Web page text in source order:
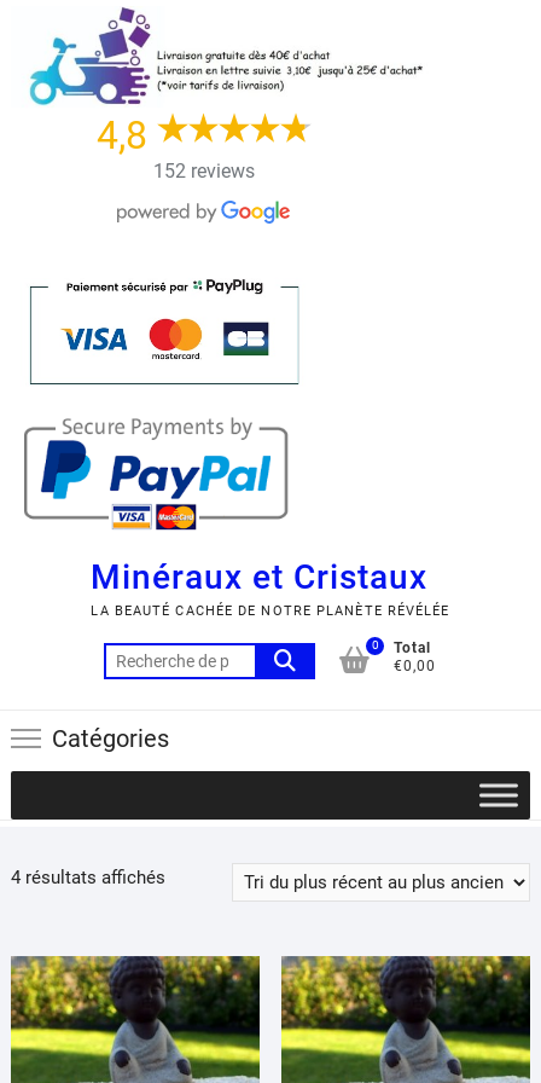
content
4,8
152 reviews
Minéraux et Cristaux
LA BEAUTÉ CACHÉE DE NOTRE PLANÈTE RÉVÉLÉE
Recherche
pour :
0
Total
€0,00
Catégories
4 résultats affichésTrié
récent
au
plus
ancien